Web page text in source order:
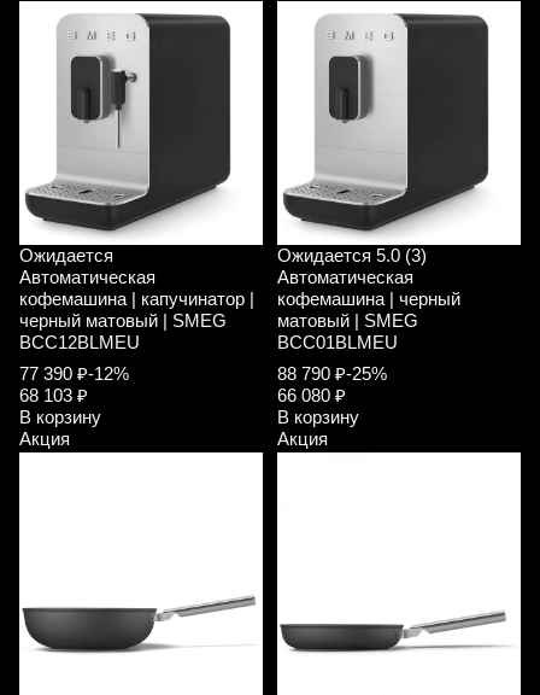
Ожидается
Автоматическая
кофемашина | капучинатор |
черный матовый | SMEG
BCC12BLMEU
77 390 ₽-12%
68 103 ₽
В корзину
Акция
Ожидается 5.0 (3)
Автоматическая
кофемашина | черный
матовый | SMEG
BCC01BLMEU
88 790 ₽-25%
66 080 ₽
В корзину
Акция